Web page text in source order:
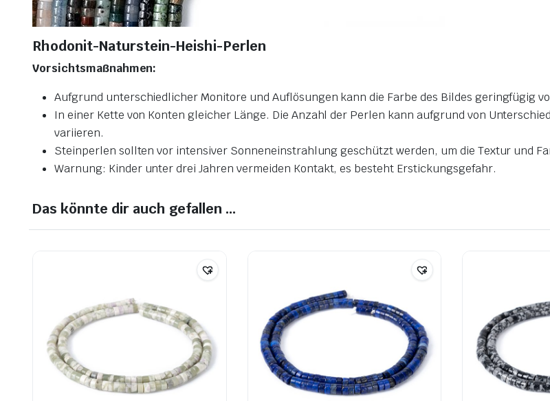
Rhodonit-Naturstein-Heishi-Perlen
Vorsichtsmaßnahmen:
Aufgrund unterschiedlicher Monitore und Auflösungen kann die Farbe des Bildes geringfügig
In einer Kette von Konten gleicher Länge. Die Anzahl der Perlen kann aufgrund von
variieren.
Steinperlen sollten vor intensiver Sonneneinstrahlung geschützt werden, um die Textur und
Warnung: Kinder unter drei Jahren vermeiden Kontakt, es besteht Erstickungsgefahr.
Das könnte dir auch gefallen …